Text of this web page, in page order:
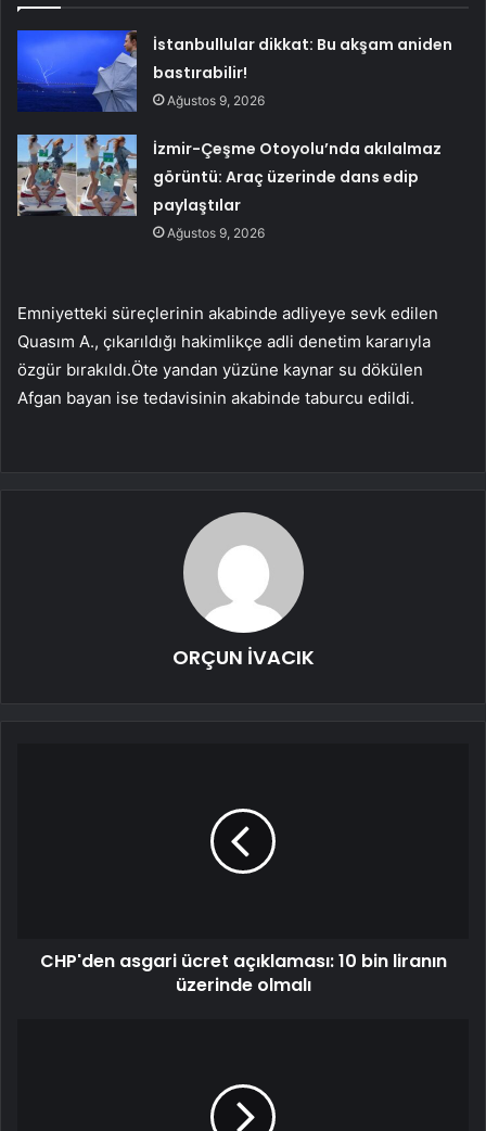
İstanbullular dikkat: Bu akşam aniden
bastırabilir!
Ağustos 9, 2026
İzmir-Çeşme Otoyolu’nda akılalmaz
görüntü: Araç üzerinde dans edip
paylaştılar
Ağustos 9, 2026
Emniyetteki süreçlerinin akabinde adliyeye sevk edilen
Quasım A., çıkarıldığı hakimlikçe adli denetim kararıyla
özgür bırakıldı.Öte yandan yüzüne kaynar su dökülen
Afgan bayan ise tedavisinin akabinde taburcu edildi.
ORÇUN İVACIK
CHP'den asgari ücret açıklaması: 10 bin liranın
üzerinde olmalı